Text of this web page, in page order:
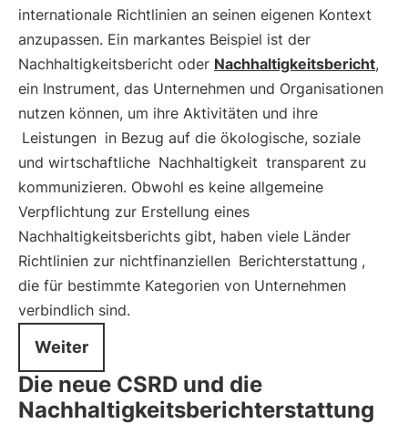
internationale Richtlinien an seinen eigenen Kontext
anzupassen. Ein markantes Beispiel ist der
Nachhaltigkeitsbericht oder Nachhaltigkeitsbericht,
ein Instrument, das Unternehmen und Organisationen
nutzen können, um ihre Aktivitäten und ihre
Leistungen in Bezug auf die ökologische, soziale
und wirtschaftliche Nachhaltigkeit transparent zu
kommunizieren. Obwohl es keine allgemeine
Verpflichtung zur Erstellung eines
Nachhaltigkeitsberichts gibt, haben viele Länder
Richtlinien zur nichtfinanziellen Berichterstattung ,
die für bestimmte Kategorien von Unternehmen
verbindlich sind.
Weiter
Die neue CSRD und die
Nachhaltigkeitsberichterstattung